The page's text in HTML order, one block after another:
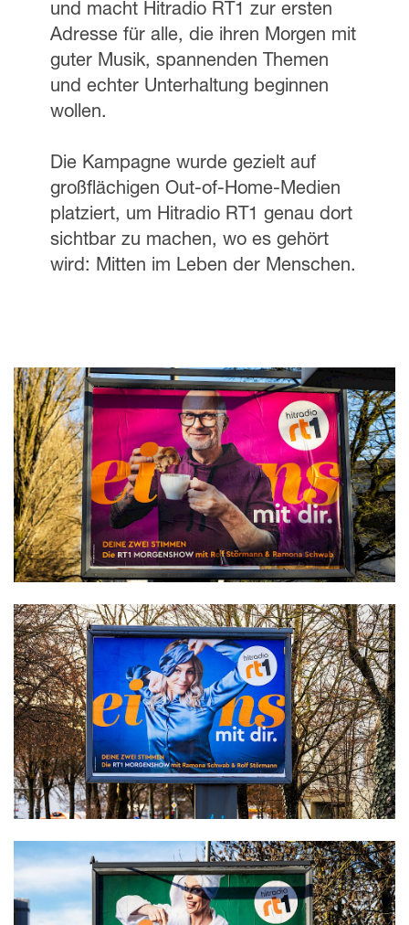
und macht Hitradio RT1 zur ersten
Adresse für alle, die ihren Morgen mit
guter Musik, spannenden Themen
und echter Unterhaltung beginnen
wollen.
Die Kampagne wurde gezielt auf
großflächigen Out-of-Home-Medien
platziert, um Hitradio RT1 genau dort
sichtbar zu machen, wo es gehört
wird: Mitten im Leben der Menschen.